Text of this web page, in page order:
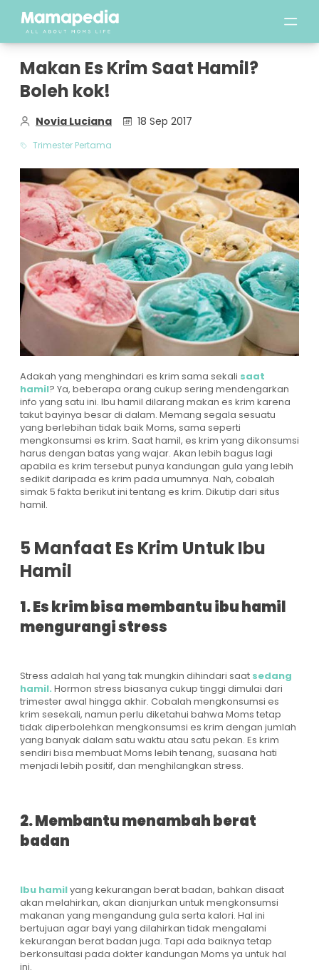
Makan Es Krim Saat Hamil?
Boleh kok!
Novia Luciana 18 Sep 2017
Trimester Pertama
Adakah yang menghindari es krim sama sekali saat
hamil? Ya, beberapa orang cukup sering mendengarkan
info yang satu ini. Ibu hamil dilarang makan es krim karena
takut bayinya besar di dalam. Memang segala sesuatu
yang berlebihan tidak baik Moms, sama seperti
mengkonsumsi es krim. Saat hamil, es krim yang dikonsumsi
harus dengan batas yang wajar. Akan lebih bagus lagi
apabila es krim tersebut punya kandungan gula yang lebih
sedikit daripada es krim pada umumnya. Nah, cobalah
simak 5 fakta berikut ini tentang es krim. Dikutip dari situs
hamil.
5 Manfaat Es Krim Untuk Ibu
Hamil
1. Es krim bisa membantu ibu hamil
mengurangi stress
Stress adalah hal yang tak mungkin dihindari saat sedang
hamil. Hormon stress biasanya cukup tinggi dimulai dari
trimester awal hingga akhir. Cobalah mengkonsumsi es
krim sesekali, namun perlu diketahui bahwa Moms tetap
tidak diperbolehkan mengkonsumsi es krim dengan jumlah
yang banyak dalam satu waktu atau satu pekan. Es krim
sendiri bisa membuat Moms lebih tenang, suasana hati
menjadi lebih positif, dan menghilangkan stress.
2. Membantu menambah berat
badan
Ibu hamilyang kekurangan berat badan, bahkan disaat
akan melahirkan, akan dianjurkan untuk mengkonsumsi
makanan yang mengandung gula serta kalori. Hal ini
bertujuan agar bayi yang dilahirkan tidak mengalami
kekurangan berat badan juga. Tapi ada baiknya tetap
berkonsultasi pada dokter kandungan Moms ya untuk hal
ini.